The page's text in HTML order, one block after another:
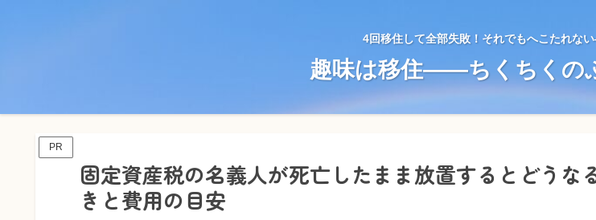
4回移住して全部失敗！それでもへこたれな
趣味は移住——ちくちくの
PR
固定資産税の名義人が死亡したまま放置するとどうな
きと費用の目安